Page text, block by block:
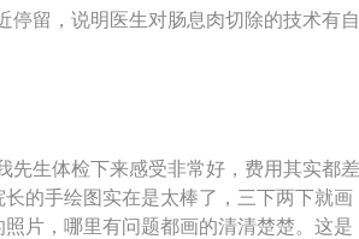
停留，说明医生对肠息肉切除的技术有自
先生体检下来感受非常好，费用其实都差
的手绘图实在是太棒了，三下两下就画
片，哪里有问题都画的清清楚楚。这是